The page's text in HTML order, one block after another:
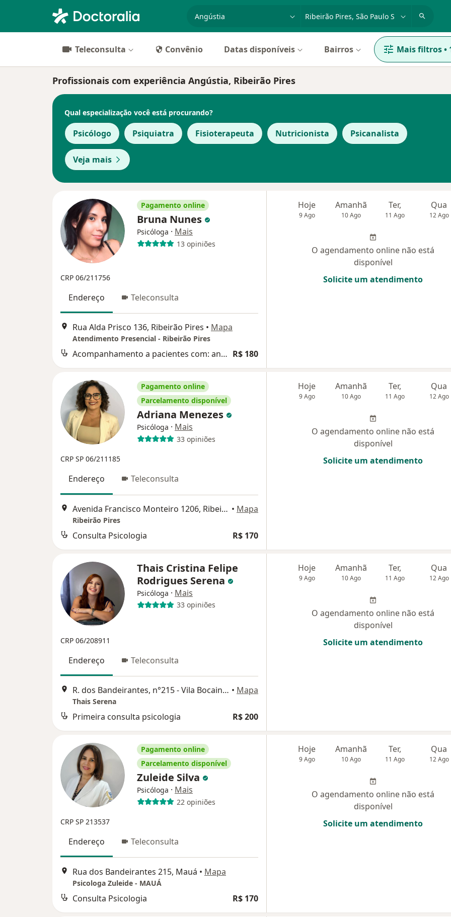
especialidade, doença ou nome
Teleconsulta Convênio Datas disponíveis Bairros Mais filtros•
Profissionais com experiência Angústia, Ribeirão Pires
Qual especialização você está procurando?
Psicólogo Psiquiatra Fisioterapeuta Nutricionista Psicanalista
Veja mais
Pagamento online
Bruna Nunes
Psicóloga · Mais
13 opiniões
CRP 06/211756
Endereço Teleconsulta
Rua Alda Prisco 136, Ribeirão Pires • Mapa
Atendimento Presencial - Ribeirão Pires
Acompanhamento a pacientes com: ansiedade,depressão, fobias e traumas psicológicos R$ 180
Hoje
9 Ago
Amanhã
10 Ago
Ter,
11 Ago
Qua
12 Ago
O agendamento online não está
disponível
Solicite um atendimento
Pagamento online
Parcelamento disponível
Adriana Menezes
Psicóloga · Mais
33 opiniões
CRP SP 06/211185
Endereço Teleconsulta
Avenida Francisco Monteiro 1206, Ribeirão Pires • Mapa
Ribeirão Pires
Consulta Psicologia R$ 170
Hoje
9 Ago
Amanhã
10 Ago
Ter,
11 Ago
Qua
12 Ago
O agendamento online não está
disponível
Solicite um atendimento
Thais Cristina Felipe
Rodrigues Serena
Psicóloga · Mais
33 opiniões
CRP 06/208911
Endereço Teleconsulta
R. dos Bandeirantes, n°215 - Vila Bocaina, Mauá • Mapa
Thais Serena
Primeira consulta psicologia R$ 200
Hoje
9 Ago
Amanhã
10 Ago
Ter,
11 Ago
Qua
12 Ago
O agendamento online não está
disponível
Solicite um atendimento
Pagamento online
Parcelamento disponível
Zuleide Silva
Psicóloga · Mais
22 opiniões
CRP SP 213537
Endereço Teleconsulta
Rua dos Bandeirantes 215, Mauá • Mapa
Psicologa Zuleide - MAUÁ
Consulta Psicologia R$ 170
Hoje
9 Ago
Amanhã
10 Ago
Ter,
11 Ago
Qua
12 Ago
O agendamento online não está
disponível
Solicite um atendimento